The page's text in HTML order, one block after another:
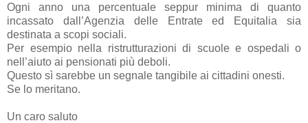
Ogni anno una percentuale seppur minima di quanto
incassato dall’Agenzia delle Entrate ed Equitalia sia
destinata a scopi sociali.
Per esempio nella ristrutturazioni di scuole e ospedali o
nell’aiuto ai pensionati più deboli.
Questo sì sarebbe un segnale tangibile ai cittadini onesti.
Se lo meritano.
Un caro saluto